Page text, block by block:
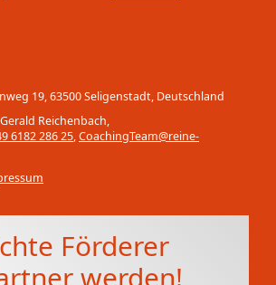
19, 63500 Seligenstadt, Deutschland
Gerald Reichenbach,
6182 286 25,CoachingTeam@reine-
Förderer
werden!